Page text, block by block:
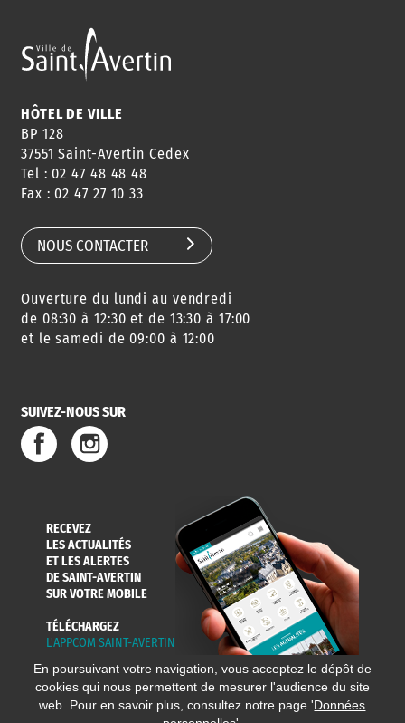
HÔTEL DE VILLE
BP 128
37551 Saint-Avertin Cedex
Tel : 02 47 48 48 48
Fax : 02 47 27 10 33
NOUS CONTACTER
Ouverture du lundi au vendredi
de 08:30 à 12:30 et de 13:30 à 17:00
et le samedi de 09:00 à 12:00
SUIVEZ-NOUS SUR
RECEVEZ
LES ACTUALITÉS
ET LES ALERTES
DE SAINT-AVERTIN
SUR VOTRE MOBILE
TÉLÉCHARGEZ
L'APPCOM SAINT-AVERTIN
En poursuivant votre navigation, vous acceptez le dépôt de
cookies qui nous permettent de mesurer l'audience du site
web. Pour en savoir plus, consultez notre page 'Données